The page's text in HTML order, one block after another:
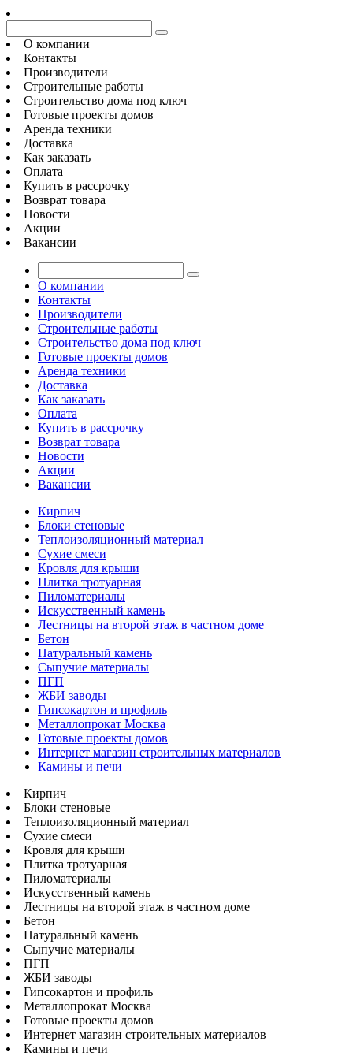
О компании
Контакты
Производители
Строительные работы
Строительство дома под ключ
Готовые проекты домов
Аренда техники
Доставка
Как заказать
Оплата
Купить в рассрочку
Возврат товара
Новости
Акции
Вакансии
О компании
Контакты
Производители
Строительные работы
Строительство дома под ключ
Готовые проекты домов
Аренда техники
Доставка
Как заказать
Оплата
Купить в рассрочку
Возврат товара
Новости
Акции
Вакансии
Кирпич
Блоки стеновые
Теплоизоляционный материал
Сухие смеси
Кровля для крыши
Плитка тротуарная
Пиломатериалы
Искусственный камень
Лестницы на второй этаж в частном доме
Бетон
Натуральный камень
Сыпучие материалы
ПГП
ЖБИ заводы
Гипсокартон и профиль
Металлопрокат Москва
Готовые проекты домов
Интернет магазин строительных материалов
Камины и печи
Кирпич
Блоки стеновые
Теплоизоляционный материал
Сухие смеси
Кровля для крыши
Плитка тротуарная
Пиломатериалы
Искусственный камень
Лестницы на второй этаж в частном доме
Бетон
Натуральный камень
Сыпучие материалы
ПГП
ЖБИ заводы
Гипсокартон и профиль
Металлопрокат Москва
Готовые проекты домов
Интернет магазин строительных материалов
Камины и печи